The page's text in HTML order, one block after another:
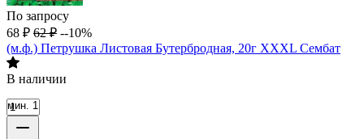
По запросу
68 ₽ 62 ₽ --10%
(м.ф.) Петрушка Листовая Бутербродная, 20г XXXL Сембат
В наличии
мин. 1